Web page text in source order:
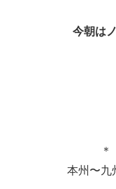
今朝は
本州〜九